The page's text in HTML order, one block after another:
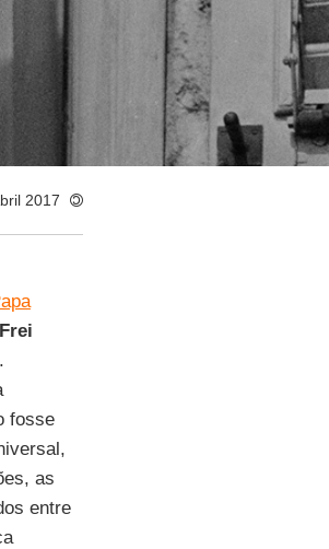
2017
Frei
fosse
as
entre